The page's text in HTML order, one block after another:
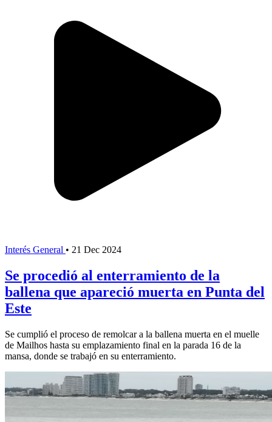
Interés General • 21 Dec 2024
Se procedió al enterramiento de la
ballena que apareció muerta en Punta del
Este
Se cumplió el proceso de remolcar a la ballena muerta en el muelle
de Mailhos hasta su emplazamiento final en la parada 16 de la
mansa, donde se trabajó en su enterramiento.